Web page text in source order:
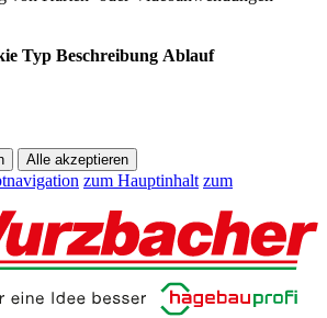
Typ Beschreibung Ablauf
Alle akzeptieren
zum Hauptinhalt zum